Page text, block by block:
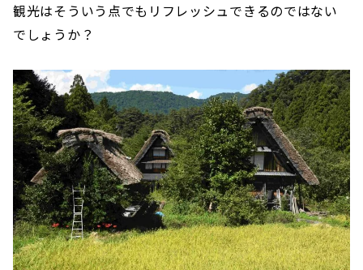
観光はそういう点でもリフレッシュできるのではない
でしょうか？